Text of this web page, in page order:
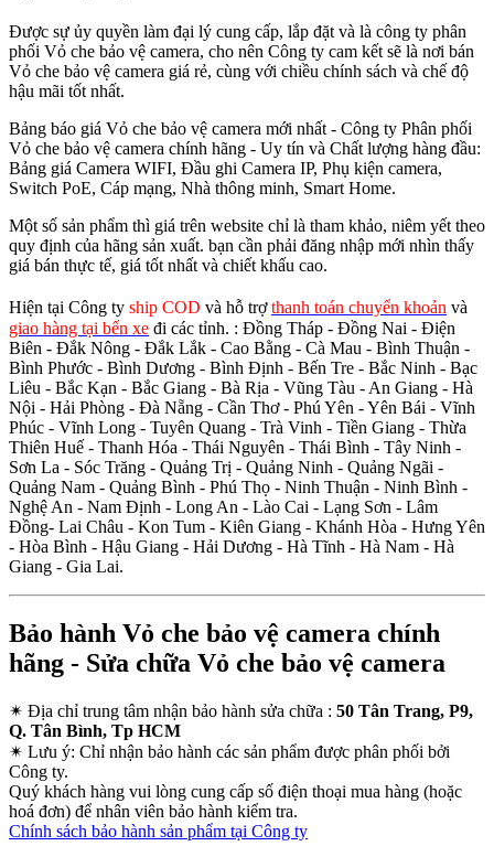
Được sự ủy quyền làm đại lý cung cấp, lắp đặt và là công ty phân
phối Vỏ che bảo vệ camera, cho nên Công ty cam kết sẽ là nơi bán
Vỏ che bảo vệ camera giá rẻ, cùng với chiều chính sách và chế độ
hậu mãi tốt nhất.
Bảng báo giá Vỏ che bảo vệ camera mới nhất - Công ty Phân phối
Vỏ che bảo vệ camera chính hãng - Uy tín và Chất lượng hàng đầu:
Bảng giá Camera WIFI, Đầu ghi Camera IP, Phụ kiện camera,
Switch PoE, Cáp mạng, Nhà thông minh, Smart Home.
Một số sản phẩm thì giá trên website chỉ là tham khảo, niêm yết theo
quy định của hãng sản xuất. bạn cần phải đăng nhập mới nhìn thấy
giá bán thực tế, giá tốt nhất và chiết khấu cao.
Hiện tại Công ty ship COD và hỗ trợthanh toán chuyển khoản và
giao hàng tại bến xe đi các tỉnh. : Đồng Tháp - Đồng Nai - Điện
Biên - Đắk Nông - Đắk Lắk - Cao Bằng - Cà Mau - Bình Thuận -
Bình Phước - Bình Dương - Bình Định - Bến Tre - Bắc Ninh - Bạc
Liêu - Bắc Kạn - Bắc Giang - Bà Rịa - Vũng Tàu - An Giang - Hà
Nội - Hải Phòng - Đà Nẵng - Cần Thơ - Phú Yên - Yên Bái - Vĩnh
Phúc - Vĩnh Long - Tuyên Quang - Trà Vinh - Tiền Giang - Thừa
Thiên Huế - Thanh Hóa - Thái Nguyên - Thái Bình - Tây Ninh -
Sơn La - Sóc Trăng - Quảng Trị - Quảng Ninh - Quảng Ngãi -
Quảng Nam - Quảng Bình - Phú Thọ - Ninh Thuận - Ninh Bình -
Nghệ An - Nam Định - Long An - Lào Cai - Lạng Sơn - Lâm
Đồng- Lai Châu - Kon Tum - Kiên Giang - Khánh Hòa - Hưng Yên
- Hòa Bình - Hậu Giang - Hải Dương - Hà Tĩnh - Hà Nam - Hà
Giang - Gia Lai.
Bảo hành Vỏ che bảo vệ camera chính
hãng - Sửa chữa Vỏ che bảo vệ camera
✴ Địa chỉ trung tâm nhận bảo hành sửa chữa : 50 Tân Trang, P9,
Q. Tân Bình, Tp HCM
✴ Lưu ý: Chỉ nhận bảo hành các sản phẩm được phân phối bởi
Công ty.
Quý khách hàng vui lòng cung cấp số điện thoại mua hàng (hoặc
hoá đơn) để nhân viên bảo hành kiểm tra.
Chính sách bảo hành sản phẩm tại Công ty